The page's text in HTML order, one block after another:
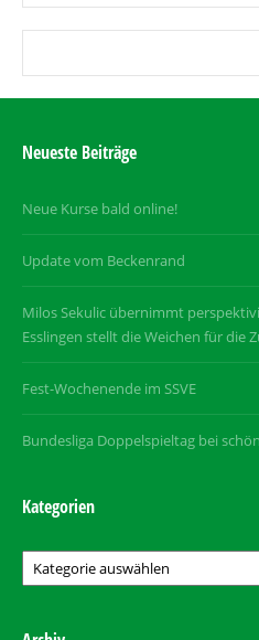
Neueste Beiträge
Neue Kurse bald online!
Update vom Beckenrand
Milos Sekulic übernimmt
Esslingen stellt die Weichen für die
Fest-Wochenende im SSVE
Bundesliga Doppelspieltag bei
Kategorien
Kategorien